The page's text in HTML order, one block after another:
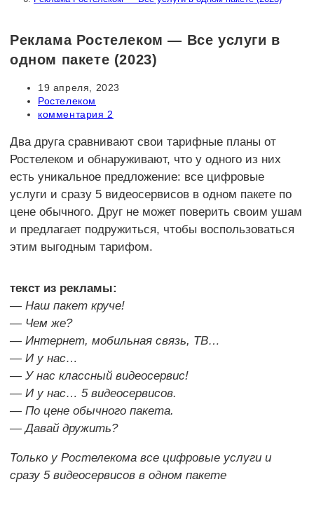
Реклама Ростелеком — Все услуги в
одном пакете (2023)
Запись
опубликована:
19 апреля, 2023
Рубрика
записи:
Ростелеком
Комментарии
записи:
комментария 2
Два друга сравнивают свои тарифные планы от
Ростелеком и обнаруживают, что у одного из них
есть уникальное предложение: все цифровые
услуги и сразу 5 видеосервисов в одном пакете по
цене обычного. Друг не может поверить своим ушам
и предлагает подружиться, чтобы воспользоваться
этим выгодным тарифом.
текст из рекламы:
— Наш пакет круче!
— Чем же?
— Интернет, мобильная связь, ТВ…
— И у нас…
— У нас классный видеосервис!
— И у нас… 5 видеосервисов.
— По цене обычного пакета.
— Давай дружить?
Только у Ростелекома все цифровые услуги и
сразу 5 видеосервисов в одном пакете